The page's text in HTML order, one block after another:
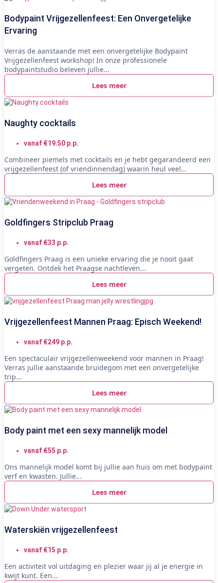
Bodypaint Vrijgezellenfeest: Een Onvergetelijke
Ervaring
Verras de aanstaande met een onvergetelijke Bodypaint
Vrijgezellenfeest workshop! In onze professionele
bodypaintstudio beleven jullie...
Lees meer
Naughty cocktails
vanaf €19.50 p.p.
Combineer piemels met cocktails en je hebt gegarandeerd een
vrijgezellenfeest (of vriendinnendag) waarin heul veel...
Lees meer
Goldfingers Stripclub Praag
vanaf €33 p.p.
Goldfingers Praag is een unieke ervaring die je nooit gaat
vergeten. Ontdek het Praagse nachtleven...
Lees meer
Vrijgezellenfeest Mannen Praag: Episch Weekend!
vanaf €249 p.p.
Een spectaculair vrijgezellenweekend voor mannen in Praag!
Verras jullie aanstaande bruidegom met een onvergetelijke
trip...
Lees meer
Body paint met een sexy mannelijk model
vanaf €55 p.p.
Ons mannelijk model komt bij jullie aan huis om met bodypaint
verf en kwasten. Jullie...
Lees meer
Waterskiën vrijgezellenfeest
vanaf €15 p.p.
Een activiteit vol uitdaging en plezier waar jij al je energie in
kwijt kunt. Een...